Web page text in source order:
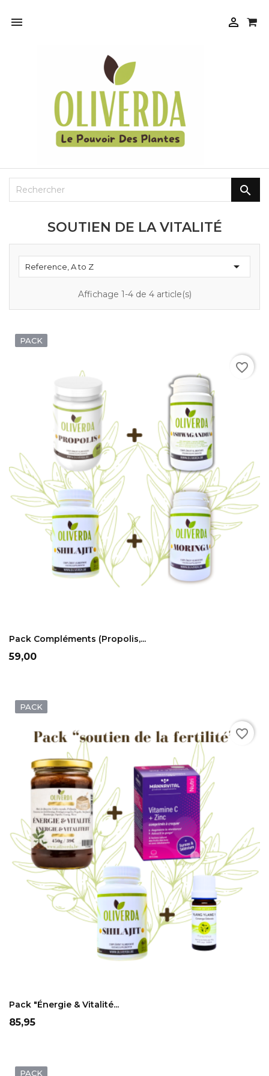
 

SOUTIEN DE LA VITALITÉ
Reference, A to Z 
Affichage 1-4 de 4 article(s)
PACK
Pack Compléments (Propolis,...
Prix
59,00
favorite_border
PACK
Pack "énergie & Vitalité...
Prix
85,95
favorite_border
PACK